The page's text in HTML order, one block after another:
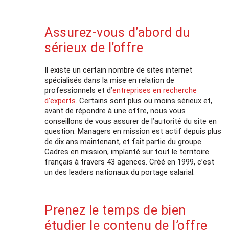
Assurez-vous d’abord du
sérieux de l’offre
Il existe un certain nombre de sites internet
spécialisés dans la mise en relation de
professionnels et d’entreprises en recherche
d’experts. Certains sont plus ou moins sérieux et,
avant de répondre à une offre, nous vous
conseillons de vous assurer de l’autorité du site en
question. Managers en mission est actif depuis plus
de dix ans maintenant, et fait partie du groupe
Cadres en mission, implanté sur tout le territoire
français à travers 43 agences. Créé en 1999, c’est
un des leaders nationaux du portage salarial.
Prenez le temps de bien
étudier le contenu de l’offre